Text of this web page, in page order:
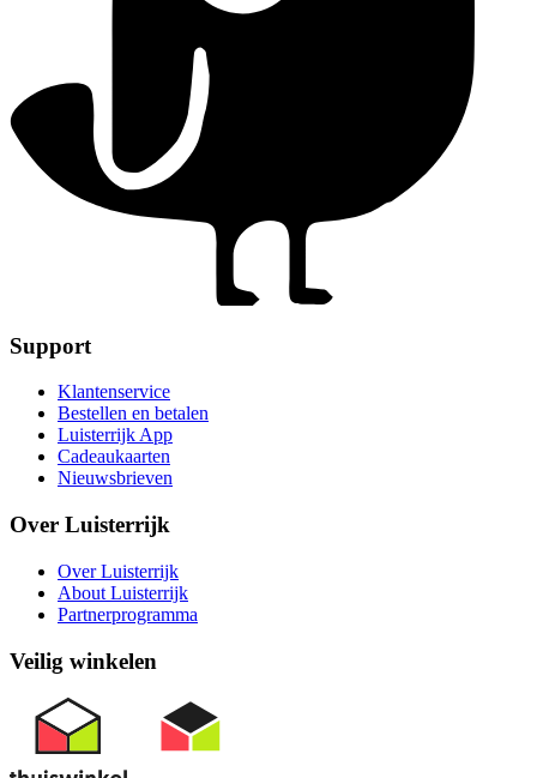
Support
Klantenservice
Bestellen en betalen
Luisterrijk App
Cadeaukaarten
Nieuwsbrieven
Over Luisterrijk
Over Luisterrijk
About Luisterrijk
Partnerprogramma
Veilig winkelen